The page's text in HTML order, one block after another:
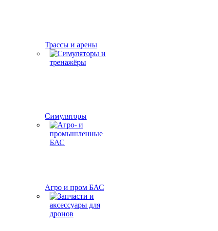
Трассы и арены
Симуляторы
Агро и пром БАС